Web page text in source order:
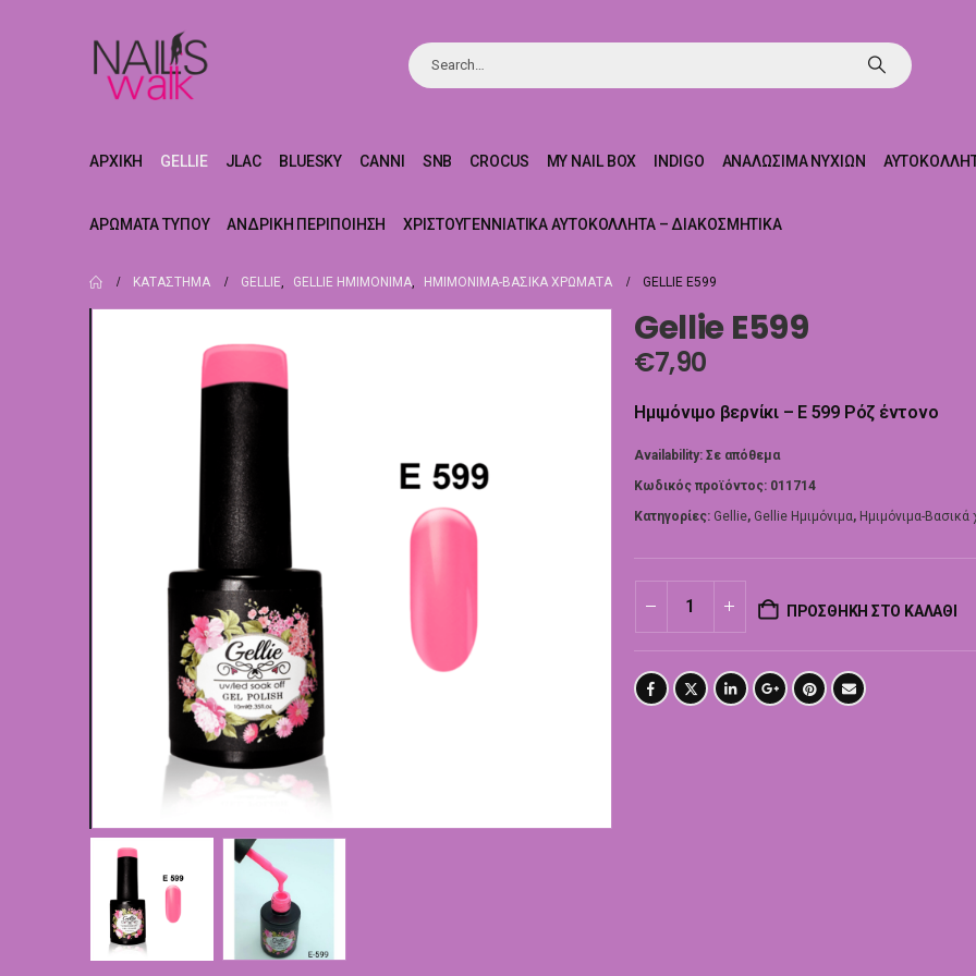
ΑΡΧΙΚΉ GELLIE JLAC BLUESKY CANNI SNB CROCUS MY NAIL BOX INDIGO ΑΝΑΛΏΣΙΜΑ ΝΥΧΙΏΝ
ΑΡΏΜΑΤΑ ΤΎΠΟΥ ΑΝΔΡΙΚΉ ΠΕΡΙΠΟΊΗΣΗ ΧΡΙΣΤΟΥΓΕΝΝΙΆΤΙΚΑ ΑΥΤΟΚΌΛΛΗΤΑ – ΔΙΑΚΟΣΜΗΤΙΚΆ
ΚΑΤΆΣΤΗΜΑ GELLIE, GELLIE ΗΜΙΜΌΝΙΜΑ, ΗΜΙΜΌΝΙΜΑ-ΒΑΣΙΚΆ ΧΡΏΜΑΤΑ GELLIE E599
Gellie E599
€7,90
Ημιμόνιμο βερνίκι – E 599 Ρόζ έντονο
Availability: Σε απόθεμα
Κωδικός προϊόντος: 011714
Κατηγορίες: Gellie, Gellie Ημιμόνιμα, Ημιμόνιμα-
ΠΡΟΣΘΉΚΗ ΣΤΟ ΚΑΛΆΘΙ